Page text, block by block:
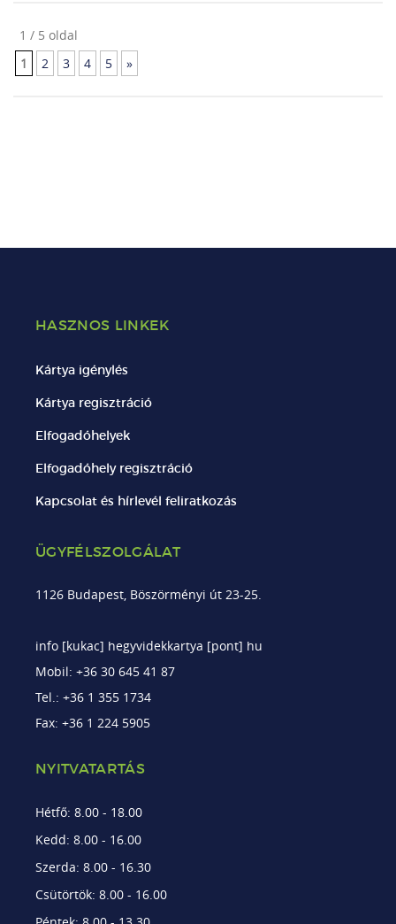
1 / 5 oldal
1
2 3 4 5 »
HASZNOS LINKEK
Kártya igénylés
Kártya regisztráció
Elfogadóhelyek
Elfogadóhely regisztráció
Kapcsolat és hírlevél feliratkozás
ÜGYFÉLSZOLGÁLAT
1126 Budapest, Böszörményi út 23-25.
info [kukac] hegyvidekkartya [pont] hu
Mobil: +36 30 645 41 87
Tel.: +36 1 355 1734
Fax: +36 1 224 5905
NYITVATARTÁS
Hétfő: 8.00 - 18.00
Kedd: 8.00 - 16.00
Szerda: 8.00 - 16.30
Csütörtök: 8.00 - 16.00